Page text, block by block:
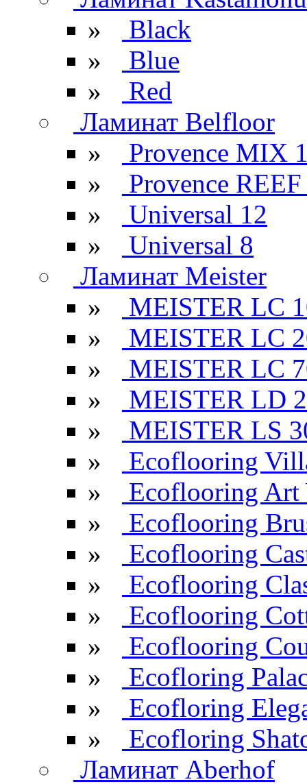
»
Black
»
Blue
»
Red
Ламинат Belfloor
»
Provence MIX
»
Provence
»
Universal 12
»
Universal 8
Ламинат Meister
»
MEISTER LC
»
MEISTER LC
»
MEISTER LC
»
MEISTER LD
»
MEISTER LS
»
Ecoflooring
»
Ecoflooring Art
»
Ecoflooring
»
Ecoflooring
»
Ecoflooring
»
Ecoflooring
»
Ecoflooring
»
Ecofloring
»
Ecofloring
»
Ecofloring
Ламинат Aberhof